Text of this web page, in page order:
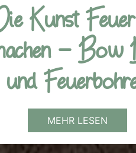
Kunst
- Bow
und
MEHR LESEN